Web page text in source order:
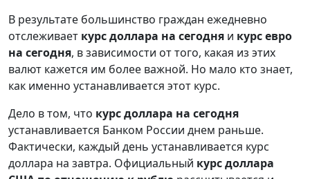
В результате большинство граждан ежедневно
отслеживает курс доллара на сегодня и курс евро
на сегодня, в зависимости от того, какая из этих
валют кажется им более важной. Но мало кто знает,
как именно устанавливается этот курс.
Дело в том, что курс доллара на сегодня
устанавливается Банком России днем раньше.
Фактически, каждый день устанавливается курс
доллара на завтра. Официальный курс доллара